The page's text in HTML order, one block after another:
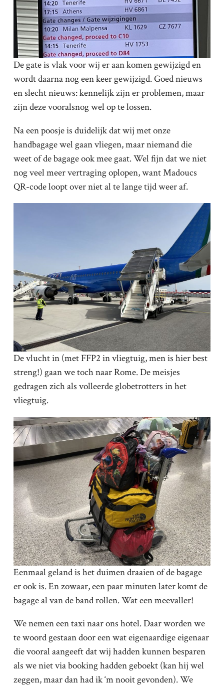
De gate is vlak voor wij er aan komen gewijzigd en
wordt daarna nog een keer gewijzigd. Goed nieuws
en slecht nieuws: kennelijk zijn er problemen, maar
zijn deze vooralsnog wel op te lossen.
Na een poosje is duidelijk dat wij met onze
handbagage wel gaan vliegen, maar niemand die
weet of de bagage ook mee gaat. Wel fijn dat we niet
nog veel meer vertraging oplopen, want Madoucs
QR-code loopt over niet al te lange tijd weer af.
De vlucht in (met FFP2 in vliegtuig, men is hier best
streng!) gaan we toch naar Rome. De meisjes
gedragen zich als volleerde globetrotters in het
vliegtuig.
Eenmaal geland is het duimen draaien of de bagage
er ook is. En zowaar, een paar minuten later komt de
bagage al van de band rollen. Wat een meevaller!
We nemen een taxi naar ons hotel. Daar worden we
te woord gestaan door een wat eigenaardige eigenaar
die vooral aangeeft dat wij hadden kunnen besparen
als we niet via booking hadden geboekt (kan hij wel
zeggen, maar dan had ik ‘m nooit gevonden). We